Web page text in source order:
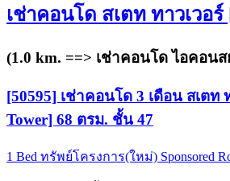
เช่าคอนโด สเตท ทาวเวอร์
(1.0 km. ==> เช่าคอนโด ไอคอน
[50595] เช่าคอนโด 3 เดือน สเตท
Tower] 68 ตรม. ชั้น 47
1 Bed ทรัพย์โครงการ(ใหม่) Sponsored